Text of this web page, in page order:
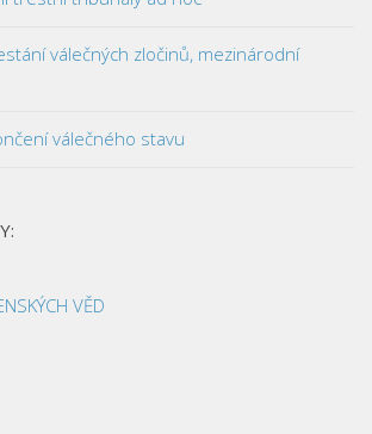
válečných zločinů, mezinárodní
válečného stavu
VĚD